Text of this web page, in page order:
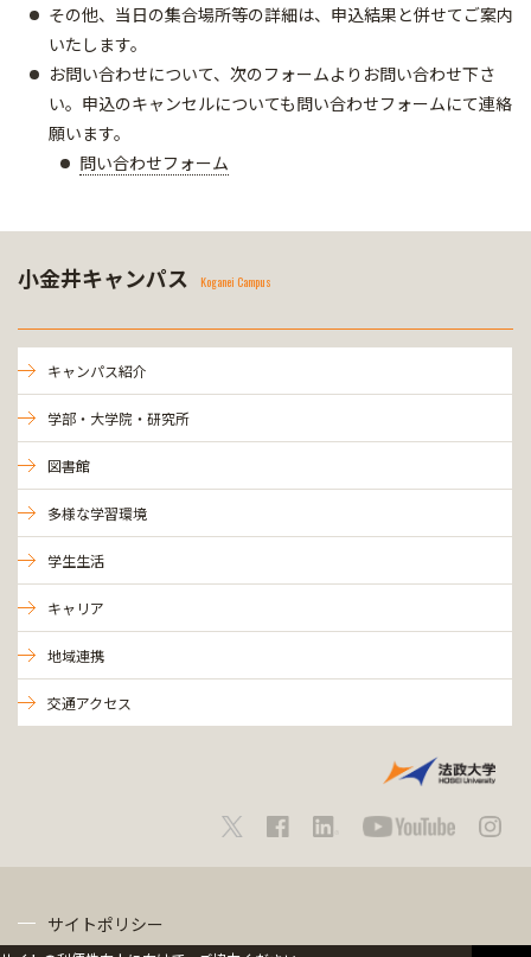
その他、当日の集合場所等の詳細は、申込結果と併せてご案内
いたします。
お問い合わせについて、次のフォームよりお問い合わせ下さ
い。申込のキャンセルについても問い合わせフォームにて連絡
願います。
問い合わせフォーム
小金井キャンパス Koganei Campus
キャンパス紹介
学部・大学院・研究所
図書館
多様な学習環境
学生生活
キャリア
地域連携
交通アクセス
サイトポリシー